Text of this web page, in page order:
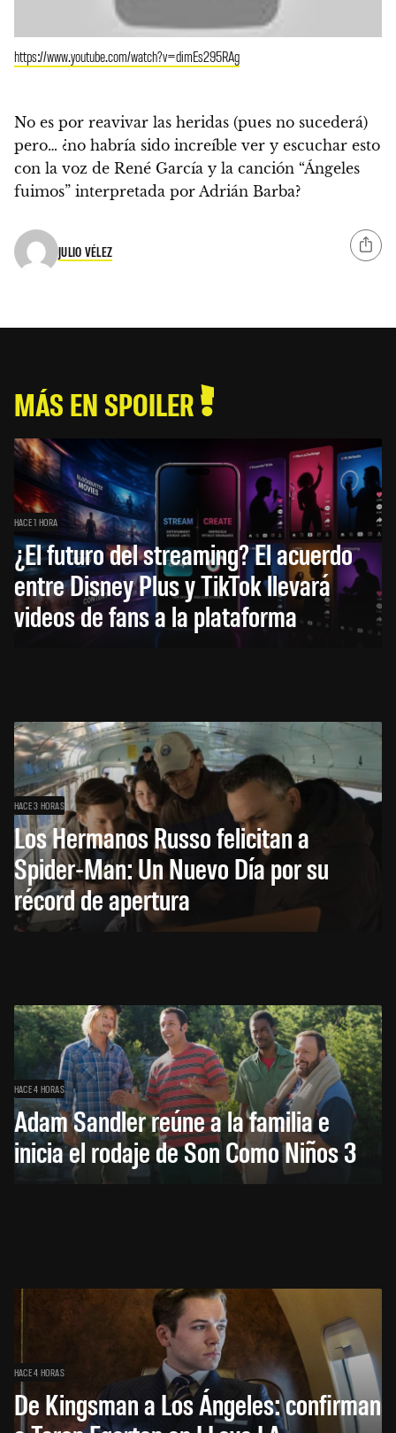
https://www.youtube.com/watch?v=dimEs295RAg
No es por reavivar las heridas (pues no sucederá)
pero… ¿no habría sido increíble ver y escuchar esto
con la voz de René García y la canción “Ángeles
fuimos” interpretada por Adrián Barba?
JULIO VÉLEZ
MÁS EN SPOILER
HACE 1 HORA
¿El futuro del streaming? El acuerdo
entre Disney Plus y TikTok llevará
videos de fans a la plataforma
HACE 3 HORAS
Los Hermanos Russo felicitan a
Spider-Man: Un Nuevo Día por su
récord de apertura
HACE 4 HORAS
Adam Sandler reúne a la familia e
inicia el rodaje de Son Como Niños 3
HACE 4 HORAS
De Kingsman a Los Ángeles: confirman